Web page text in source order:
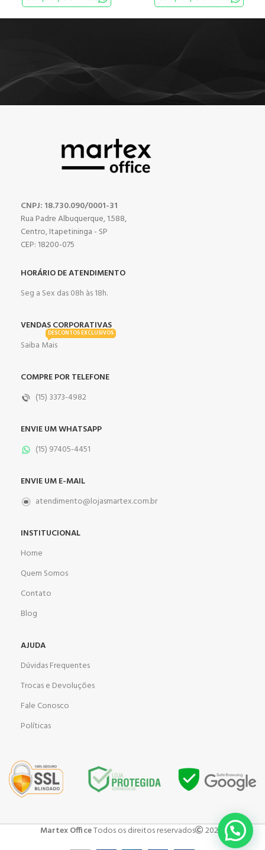
CNPJ: 18.730.090/0001-31
Rua Padre Albuquerque, 1.588,
Centro, Itapetininga - SP
CEP: 18200-075
HORÁRIO DE ATENDIMENTO
Seg a Sex das 08h às 18h.
VENDAS CORPORATIVAS
Saiba Mais
DESCONTOS EXCLUSIVOS
COMPRE POR TELEFONE
(15) 3373-4982
ENVIE UM WHATSAPP
(15) 97405-4451
ENVIE UM E-MAIL
atendimento@lojasmartex.com.br
INSTITUCIONAL
Home
Quem Somos
Contato
Blog
AJUDA
Dúvidas Frequentes
Trocas e Devoluções
Fale Conosco
Políticas
Martex OfficeTodos os direitos reservados 2023 .